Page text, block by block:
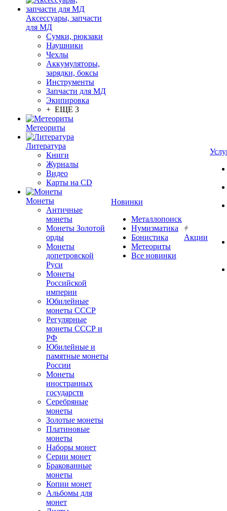
Аксессуары, запчасти
для МД
Сумки, рюкзаки
Наушники
Чехлы
Аккумуляторы,
зарядки, боксы
Инструменты
Запчасти для МД
Экипировка
+ ЕЩЕ 3
Метеориты
Литература
Книги
Журналы
Видео
Карты на CD
Монеты
Античные
монеты
Монеты Золотой
орды
Монеты
допетровской
Руси
Монеты
Российской
империи
Юбилейные
монеты СССР
Регулярные
монеты СССР и
РФ
Юбилейные и
памятные монеты
России
Монеты
иностранных
государств
Серебряные
монеты
Золотые монеты
Платиновые
монеты
Наборы монет
Серии монет
Бракованные
монеты
Копии монет
Альбомы для
монет
Новинки
Металлопоиск
Нумизматика
Бонистика
Метеориты
Все новинки
Акции